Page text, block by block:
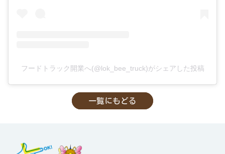
フードトラック開業へ(@lok_bee_truck)がシェアした投稿
一覧にもどる